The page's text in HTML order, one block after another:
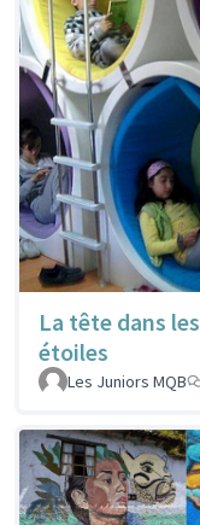
La tête dans les
étoiles
Les Juniors MQB